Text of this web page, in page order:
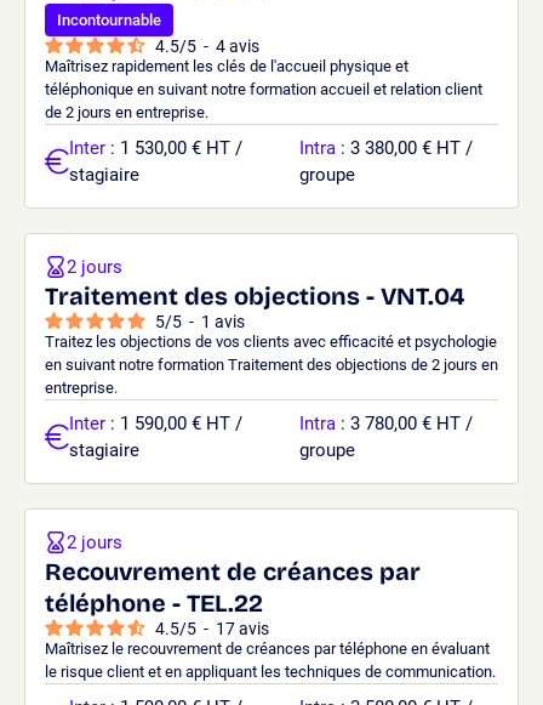
Incontournable
4.5/5 - 4avis
Maîtrisez rapidement les clés de l'accueil physique et
téléphonique en suivant notre formation accueil et relation client
de 2 jours en entreprise.
Inter : 1 530,00 € HT /
stagiaire
Intra : 3 380,00 € HT /
groupe
Traitement des objections - VNT.04
5/5 - 1 avis
Traitez les objections de vos clients avec efficacité et psychologie
en suivant notre formation Traitement des objections de 2 jours en
entreprise.
2 jours
Inter : 1 590,00 € HT /
stagiaire
Intra : 3 780,00 € HT /
groupe
Recouvrement de créances par
téléphone - TEL.22
4.5/5 - 17avis
Maîtrisez le recouvrement de créances par téléphone en évaluant
le risque client et en appliquant les techniques de communication.
2 jours